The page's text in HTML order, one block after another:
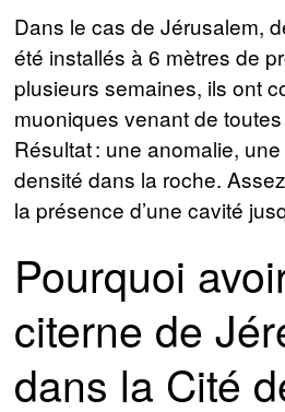
Dans le cas de Jérusalem,
été installés à 6 mètres de
plusieurs semaines, ils ont
muoniques venant de
Résultat : une anomalie,
densité dans la roche.
la présence d’une cavité
Pourquoi
citerne de
dans la Cité